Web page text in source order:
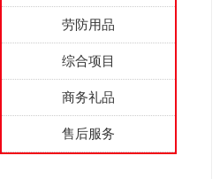
劳防用品
综合项目
商务礼品
售后服务